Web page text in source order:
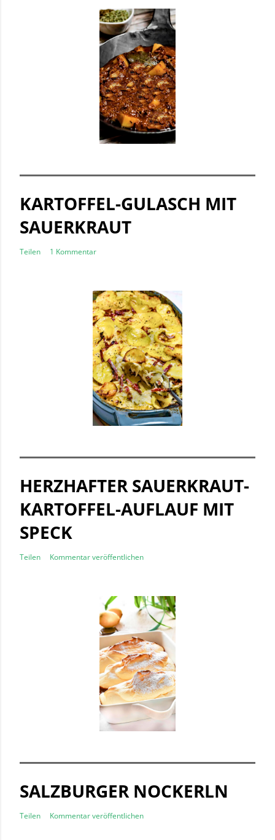
KARTOFFEL-GULASCH MIT
SAUERKRAUT
Teilen 1 Kommentar
HERZHAFTER SAUERKRAUT-
KARTOFFEL-AUFLAUF MIT
SPECK
Teilen Kommentar veröffentlichen
SALZBURGER NOCKERLN
Teilen Kommentar veröffentlichen